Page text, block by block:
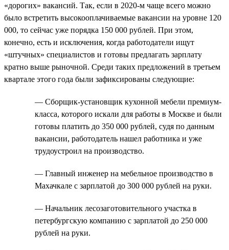
«дорогих» вакансий. Так, если в 2020-м чаще всего можно
было встретить высокооплачиваемые вакансии на уровне 120
000, то сейчас уже порядка 150 000 рублей. При этом,
конечно, есть и исключения, когда работодатели ищут
«штучных» специалистов и готовы предлагать зарплату
кратно выше рыночной. Среди таких предложений в третьем
квартале этого года были зафиксированы следующие:
— Сборщик-установщик кухонной мебели премиум-
класса, которого искали для работы в Москве и были
готовы платить до 350 000 рублей, судя по данным
вакансии, работодатель нашел работника и уже
трудоустроил на производство.
— Главный инженер на мебельное производство в
Махачкале с зарплатой до 300 000 рублей на руки.
— Начальник лесозаготовительного участка в
петербургскую компанию с зарплатой до 250 000
рублей на руки.